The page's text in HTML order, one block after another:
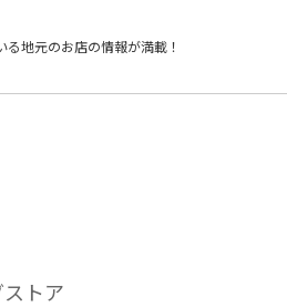
る地元のお店の情報が満載！
トア